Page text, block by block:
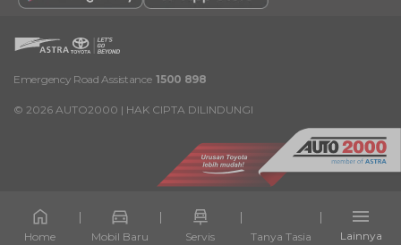
Home Mobil Baru Servis Tanya Tasia Lainnya
Emergency Road Assistance 1500 898
© 2026 AUTO2000 | HAK CIPTA DILINDUNGI